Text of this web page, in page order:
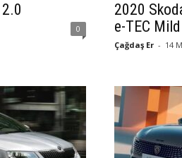
0
2020
e-TEC
Çağdaş Er - 14